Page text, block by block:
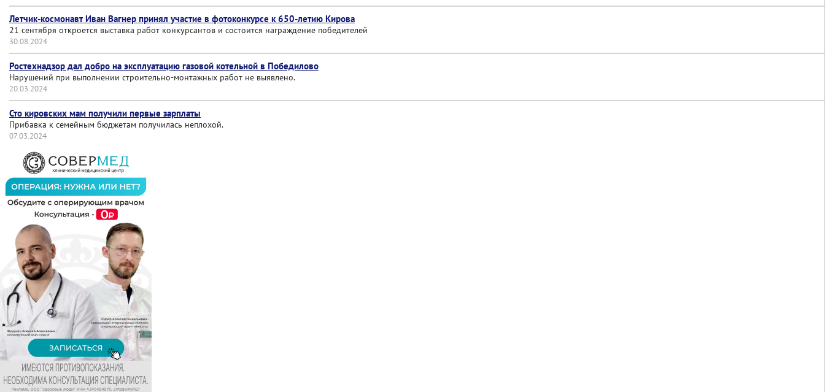
Летчик-космонавт Иван Вагнер принял участие в фотоконкурсе к 650-летию Кирова
21 сентября откроется выставка работ конкурсантов и состоится награждение победителей
30.08.2024
Ростехнадзор дал добро на эксплуатацию газовой котельной в Победилово
Нарушений при выполнении строительно-монтажных работ не выявлено.
20.03.2024
Сто кировских мам получили первые зарплаты
Прибавка к семейным бюджетам получилась неплохой.
07.03.2024